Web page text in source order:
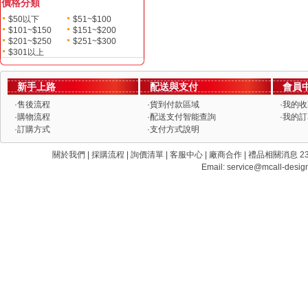
價格分類
$50以下
$51~$100
$101~$150
$151~$200
$201~$250
$251~$300
$301以上
新手上路
·售後流程
·購物流程
·訂購方式
配送與支付
·貨到付款區域
·配送支付智能查詢
·支付方式說明
會員
·我的
·我的
關於我們 | 採購流程 | 詢價清單 | 客服中心 | 廠商合作 | 禮品相關消
Email: service@mcall-